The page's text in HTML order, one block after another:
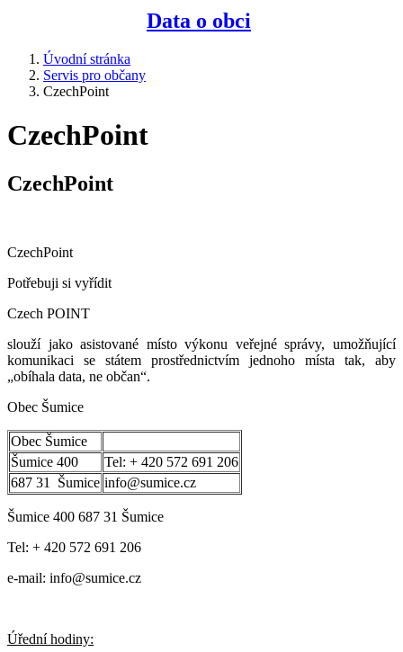
Data o obci
Úvodní stránka
Servis pro občany
CzechPoint
CzechPoint
CzechPoint
CzechPoint
Potřebuji si vyřídit
Czech POINT
slouží jako asistované místo výkonu veřejné správy, umožňující
komunikaci se státem prostřednictvím jednoho místa tak, aby
„obíhala data, ne občan“.
Obec Šumice
Obec Šumice
Šumice 400
Tel: + 420 572 691 206
687 31 Šumice info@sumice.cz
Šumice 400 687 31 Šumice
Tel: + 420 572 691 206
e-mail: info@sumice.cz
Úřední hodiny: